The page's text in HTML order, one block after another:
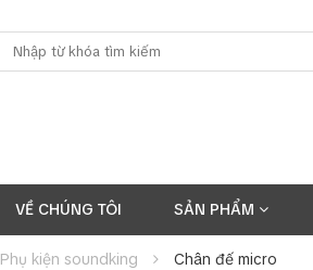
VỀ CHÚNG TÔI SẢN PHẨM
Phụ kiện soundking Chân đế micro